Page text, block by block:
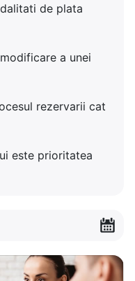
de plata
a unei
rezervarii cat
este prioritatea